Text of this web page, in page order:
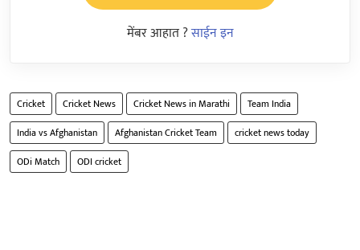
मेंबर आहात ?साईन इन
Cricket Cricket News Cricket News in Marathi
Team India
India vs Afghanistan
Afghanistan Cricket Team
cricket news today
ODi Match
ODI cricket